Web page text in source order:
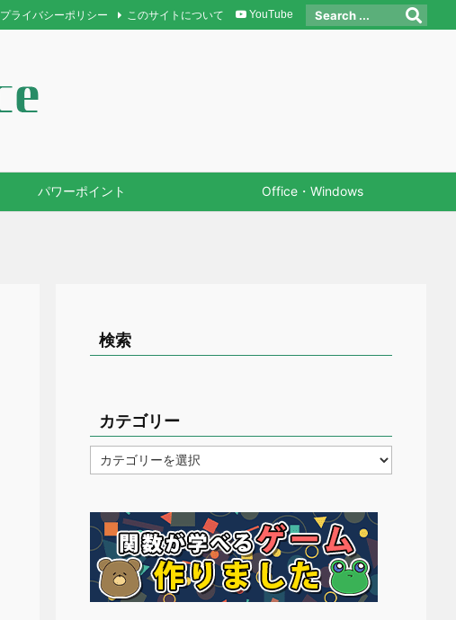
パワーポイント Office・Windows
プライバシーポリシー このサイトについて YouTube
検索
カテゴリー
テ
ー